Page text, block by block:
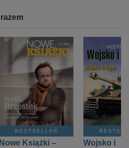
BESTSELLER
Nowe Książki –
Wojsko i